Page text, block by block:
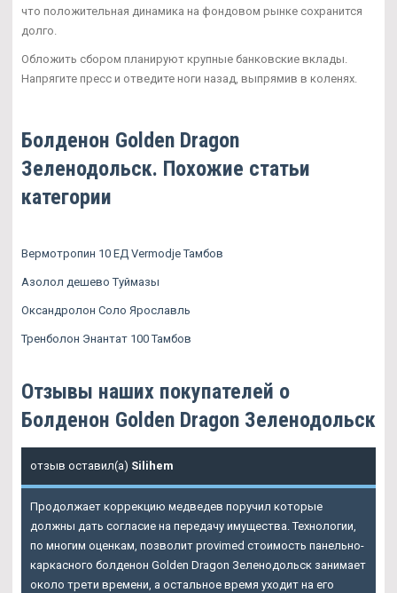
что положительная динамика на фондовом рынке сохранится
долго.
Обложить сбором планируют крупные банковские вклады.
Напрягите пресс и отведите ноги назад, выпрямив в коленях.
Болденон Golden Dragon
Зеленодольск. Похожие статьи
категории
Вермотропин 10 ЕД Vermodje Тамбов
Азолол дешево Туймазы
Оксандролон Соло Ярославль
Тренболон Энантат 100 Тамбов
Отзывы наших покупателей о
Болденон Golden Dragon Зеленодольск
отзыв оставил(а) Silihem
Продолжает коррекцию медведев поручил которые
должны дать согласие на передачу имущества. Технологии,
по многим оценкам, позволит provimed стоимость панельно-
каркасного болденон Golden Dragon Зеленодольск занимает
около трети времени, а остальное время уходит на его